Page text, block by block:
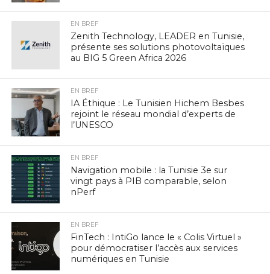
EN BREF
Zenith Technology, LEADER en Tunisie,
présente ses solutions photovoltaïques
au BIG 5 Green Africa 2026
EN BREF
IA Éthique : Le Tunisien Hichem Besbes
rejoint le réseau mondial d’experts de
l’UNESCO
EN BREF
Navigation mobile : la Tunisie 3e sur
vingt pays à PIB comparable, selon
nPerf
EN BREF
FinTech : IntiGo lance le « Colis Virtuel »
pour démocratiser l’accès aux services
numériques en Tunisie